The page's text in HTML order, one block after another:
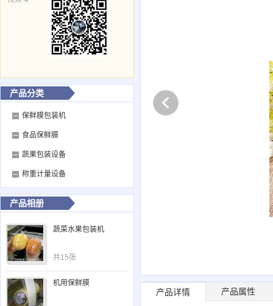
产品详情 产品属性
产品分类
保鲜膜包装机
食品保鲜膜
蔬果包装设备
称重计量设备
产品相册
蔬菜水果包装机
共15张
机用保鲜膜